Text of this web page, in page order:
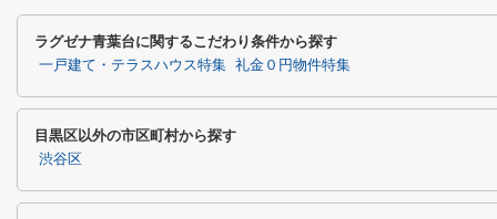
ラグゼナ青葉台に関するこだわり条件から探す
一戸建て・テラスハウス特集 礼金０円物件特集
目黒区以外の市区町村から探す
渋谷区